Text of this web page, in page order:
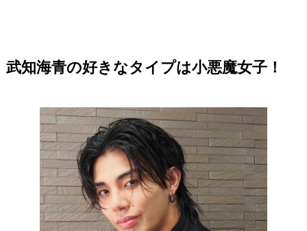
武知海青の好きなタイプは小悪魔女子！